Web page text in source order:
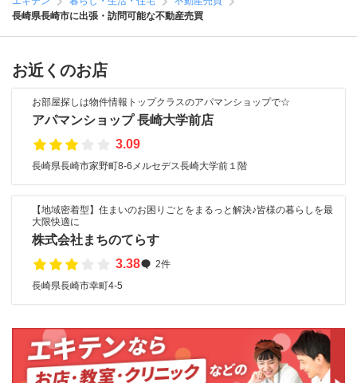
長崎県長崎市に出張・訪問可能な不動産売買
お近くのお店
お部屋探しは物件情報トップクラスのアパマンショップで☆
アパマンショップ 長崎大学前店
3.09
長崎県長崎市家野町8-6メルセデス長崎大学前１階
【地域密着型】住まいのお困りごとをまるっと解決♪皆様の暮らしを最
大限快適に
株式会社まちのてらす
3.38
2件
長崎県長崎市幸町4-5